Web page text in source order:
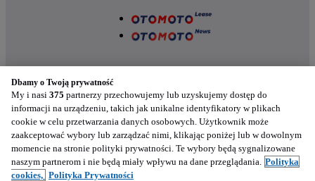
Nasze aplikacje w twoim telefonie
Dbamy o Twoją prywatność
My i nasi 375 partnerzy przechowujemy lub uzyskujemy dostęp do
informacji na urządzeniu, takich jak unikalne identyfikatory w plikach
cookie w celu przetwarzania danych osobowych. Użytkownik może
zaakceptować wybory lub zarządzać nimi, klikając poniżej lub w dowolnym
momencie na stronie polityki prywatności. Te wybory będą sygnalizowane
naszym partnerom i nie będą miały wpływu na dane przeglądania. Polityka
cookies, Polityka Prywatności